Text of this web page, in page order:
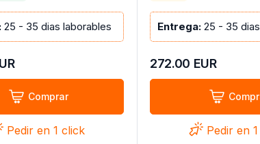
25 - 35 dias laborables
Comprar
Pedir en 1 click
Entrega: 25 - 35
272.00 EUR
Pedir en